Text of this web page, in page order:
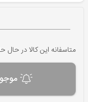
متاسفانه این کالا در